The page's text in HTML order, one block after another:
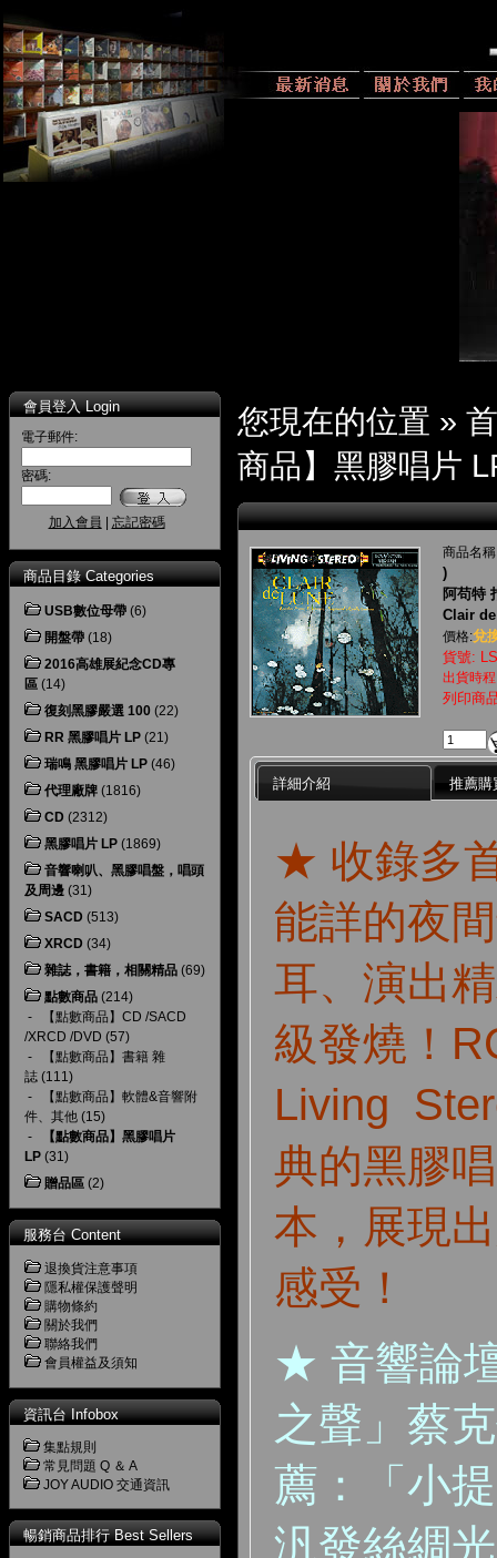
會員登入 Login
電子郵件:
密碼:
加入會員 忘記密碼
商品目錄 Categories
USB數位母帶 (6)
開盤帶 (18)
2016高雄展紀念CD專
區 (14)
復刻黑膠嚴選 100 (22)
RR 黑膠唱片 LP (21)
瑞鳴 黑膠唱片 LP (46)
代理廠牌 (1816)
CD (2312)
黑膠唱片 LP (1869)
音響喇叭、黑膠唱盤，唱頭
及周邊 (31)
SACD (513)
XRCD (34)
雜誌，書籍，相關精品 (69)
點數商品 (214)
-
【點數商品】CD /SACD
/XRCD /DVD (57)
-
【點數商品】書籍 雜
誌 (111)
-
【點數商品】軟體&音響附
件、其他 (15)
-
【點數商品】黑膠唱片
LP (31)
贈品區 (2)
服務台 Content
退換貨注意事項
隱私權保護聲明
購物條約
關於我們
聯絡我們
會員權益及須知
資訊台 Infobox
集點規則
常見問題 Q ＆ A
JOY AUDIO 交通資訊
暢銷商品排行 Best Sellers
您現在的位置 »
商品】黑膠唱片
商品名
)
阿苟特
Clair
價格:兌
貨號:
出貨時
列印商
詳細介紹 推薦購
★ 收錄多
能詳的夜
耳、演出
級發燒！
Living
典的黑膠
本，展現
感受！
★ 音響論
之聲」蔡
薦：「小
汎發絲綢